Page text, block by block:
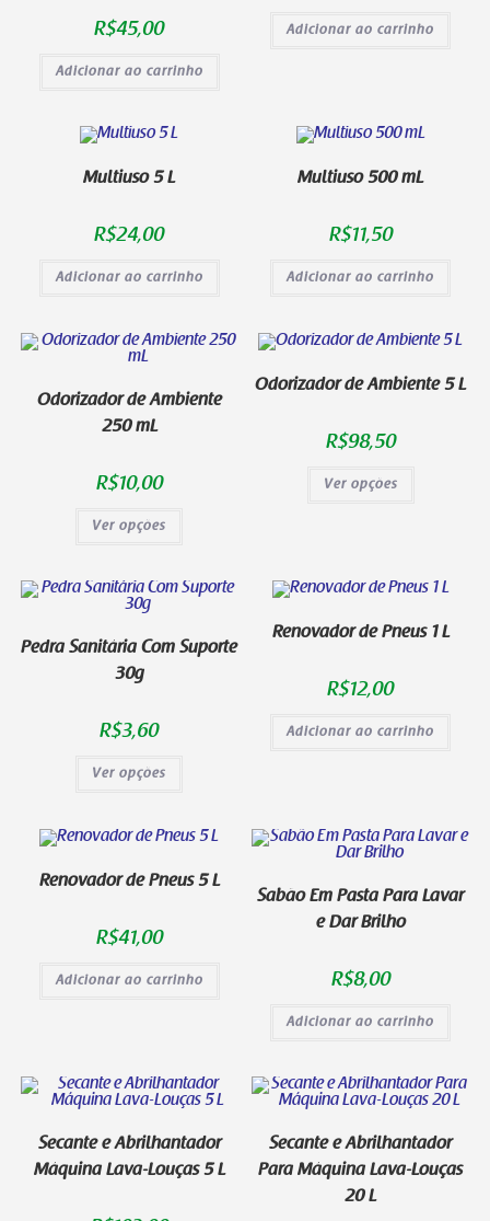
R$45,00
Adicionar ao carrinho
Adicionar ao carrinho
Multiuso 5 L
R$24,00
Adicionar ao carrinho
Multiuso 500 mL
R$11,50
Adicionar ao carrinho
Odorizador de Ambiente
250 mL
R$10,00
Ver opções
Odorizador de Ambiente 5 L
R$98,50
Ver opções
Pedra Sanitária Com Suporte
30g
R$3,60
Ver opções
Renovador de Pneus 1 L
R$12,00
Adicionar ao carrinho
Renovador de Pneus 5 L
R$41,00
Adicionar ao carrinho
Sabão Em Pasta Para Lavar
e Dar Brilho
R$8,00
Adicionar ao carrinho
Secante e Abrilhantador
Máquina Lava-Louças 5 L
Secante e Abrilhantador
Para Máquina Lava-Louças
20 L